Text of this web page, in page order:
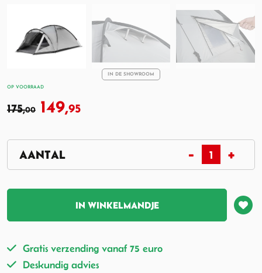
IN DE SHOWROOM
OP VOORRAAD
175,00 149,95
IN WINKELMANDJE
Gratis verzending vanaf 75 euro
Deskundig advies